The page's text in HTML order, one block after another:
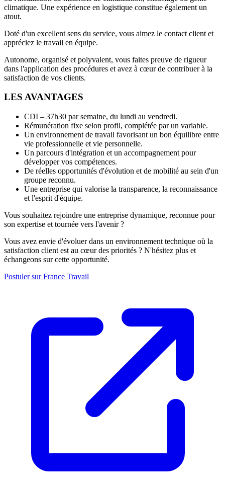
climatique. Une expérience en logistique constitue également un
atout.
Doté d'un excellent sens du service, vous aimez le contact client et
appréciez le travail en équipe.
Autonome, organisé et polyvalent, vous faites preuve de rigueur
dans l'application des procédures et avez à cœur de contribuer à la
satisfaction de vos clients.
LES AVANTAGES
CDI – 37h30 par semaine, du lundi au vendredi.
Rémunération fixe selon profil, complétée par un variable.
Un environnement de travail favorisant un bon équilibre entre
vie professionnelle et vie personnelle.
Un parcours d'intégration et un accompagnement pour
développer vos compétences.
De réelles opportunités d'évolution et de mobilité au sein d'un
groupe reconnu.
Une entreprise qui valorise la transparence, la reconnaissance
et l'esprit d'équipe.
Vous souhaitez rejoindre une entreprise dynamique, reconnue pour
son expertise et tournée vers l'avenir ?
Vous avez envie d'évoluer dans un environnement technique où la
satisfaction client est au cœur des priorités ? N'hésitez plus et
échangeons sur cette opportunité.
Postuler sur France Travail